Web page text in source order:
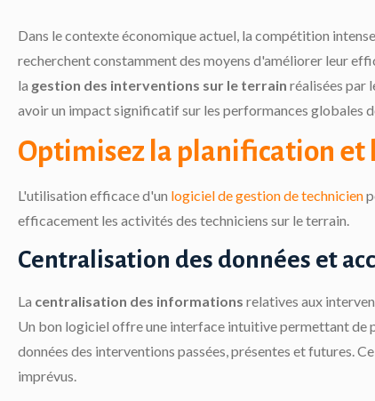
Dans le contexte économique actuel, la compétition
recherchent constamment des moyens d'améliorer leur
la gestion des interventions sur le terrain réalisées par
avoir un impact significatif sur les performances globales
Optimisez la planification et
L'utilisation efficace d'un logiciel de gestion de technicien
efficacement les activités des techniciens sur le terrain.
Centralisation des données et
La centralisation des informations relatives aux
Un bon logiciel offre une interface intuitive permettant de
données des interventions passées, présentes et futures.
imprévus.